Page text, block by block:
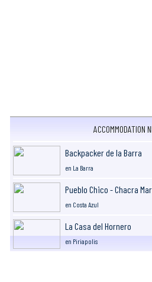
ACCOMMODATION
Backpacker de la Barra
en La Barra
Pueblo Chico - Chacra
en Costa Azul
La Casa del Hornero
en Piriapolis